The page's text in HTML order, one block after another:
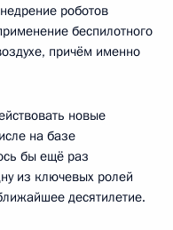
роботов
беспилотного
причём именно
новые
на базе
бы ещё раз
из ключевых ролей
десятилетие.